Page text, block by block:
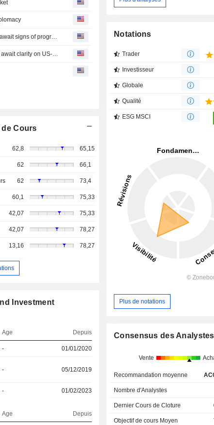
de Cours
62,8 65,15
62 66,1
62 73,4
60,1 75,33
42,07 75,33
42,07 78,27
13,16 78,27
Investment
Age Depuis
- 01/01/2020
- 05/12/2019
- 01/02/2023
Age Depuis
Notations
Trader
Investisseur
Globale
Qualité
ESG MSCI
Plus de notations
Consensus des Analystes
Vente
Recommandation moyenne
Nombre d'Analystes
Dernier Cours de Cloture
Objectif de cours Moyen